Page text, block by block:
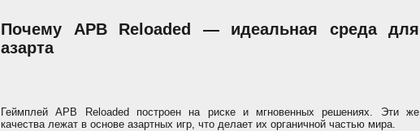
Почему APB Reloaded — идеальная среда для
азарта
Геймплей APB Reloaded построен на риске и мгновенных решениях. Эти же
качества лежат в основе азартных игр, что делает их органичной частью мира.